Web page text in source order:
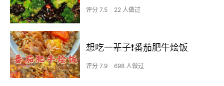
评分 7.5 22 人做过
想吃一辈子❗️番茄肥牛烩饭
评分 7.9 698 人做过